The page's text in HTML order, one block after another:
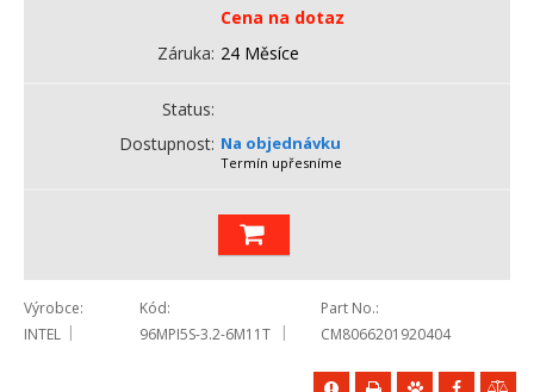
Cena na dotaz
Záruka 24 Měsíce
Status
Dostupnost Na objednávku
Termín upřesníme
Výrobce
INTEL
Kód
96MPI5S-3.2-6M11T
Part No.
CM8066201920404